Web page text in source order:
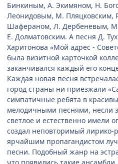
Бинкиным, А. Экимяном, Н.
Леонидовым, М. Пляцковским,
Шафераном, Л. Дербеневым,
Е. Долматовским. А песня Д.
Харитонова «Мой адрес -
была визитной карточкой
заканчивался каждый его
Каждая новая песня
город страны ни приезжали
симпатичные ребята в
мелодичными песнями, несли
светлое и естественно имели
создал неповторимый лирико-
ярчайшим пропагандистом
песни. Подобный жанр на